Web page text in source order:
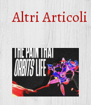
Altri Articoli